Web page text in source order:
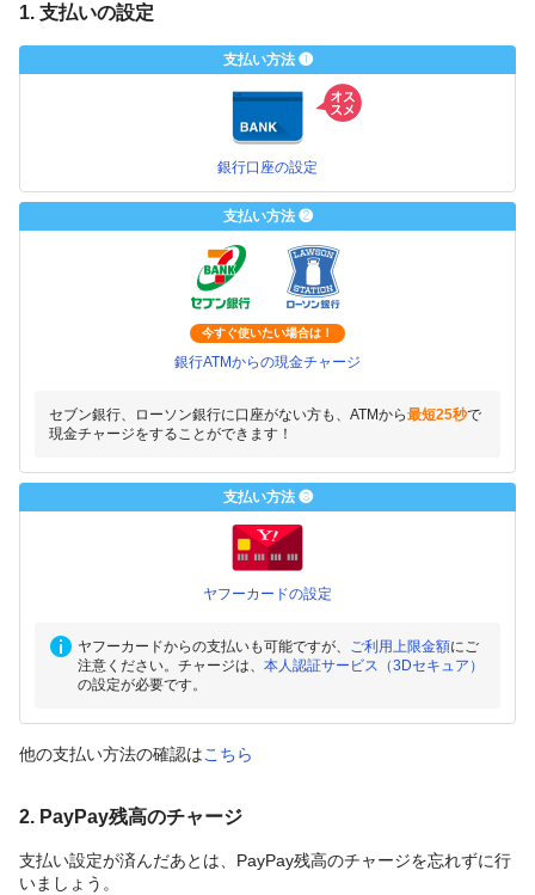
1. 支払いの設定
支払い方法 ❶
銀行口座の設定
支払い方法 ❷
今すぐ使いたい場合は！
銀行ATMからの現金チャージ
セブン銀行、ローソン銀行に口座がない方も、ATMから最短25秒で
現金チャージをすることができます！
支払い方法 ❸
ヤフーカードの設定
ヤフーカードからの支払いも可能ですが、 ご利用上限金額にご
注意ください。チャージは、 本人認証サービス（3Dセキュア）
の設定が必要です。
他の支払い方法の確認はこちら
2. PayPay残高のチャージ
支払い設定が済んだあとは、PayPay残高のチャージを忘れずに行
いましょう。